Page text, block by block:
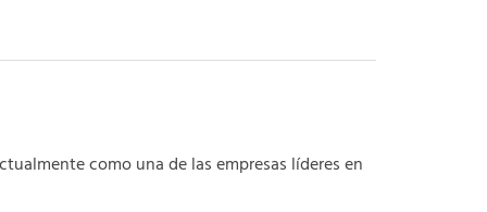
como una de las empresas líderes en